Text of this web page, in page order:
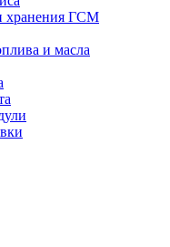
хранения ГСМ
и масла